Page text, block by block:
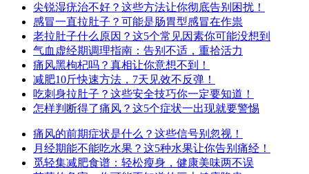
尖锐湿疣治不好？这些方法让你彻底告别困扰！
感冒一直拉肚子？可能是肠胃型感冒在作祟
老拉肚子什么原因？这5个常见因素你可能没想到
气血虚经期调理指南：告别不适，重拾活力
痛风黑枸杞吗？真相让你意想不到！
减肥10斤快速方法，7天见效不反弹！
吃刺身拉肚子？这些安全技巧你一定要知道！
怎样判断得了痛风？这5个症状一出现就要警惕
痛风的前期症状是什么？这些信号别忽视！
月经期能不能吃水果？这5种水果让你告别痛经！
觅轻集减肥食谱：轻松瘦身，健康美味两不误